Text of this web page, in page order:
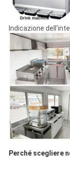
Indicazione
Perché scegliere